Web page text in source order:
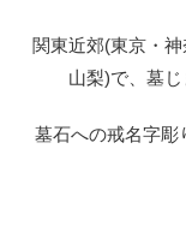
関東近郊(東京・
山梨)で、墓
墓石への戒名字彫